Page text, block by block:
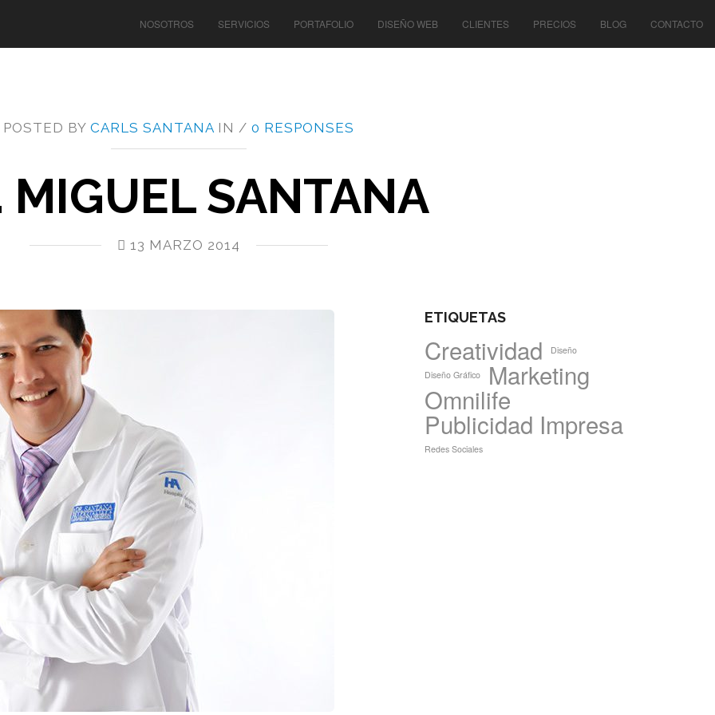
NOSOTROS SERVICIOS PORTAFOLIO DISEÑO WEB CLIENTES PRECIOS BLOG CONTACTO
POSTED BY CARLS SANTANA IN / 0 RESPONSES
MIGUEL SANTANA
13 MARZO 2014
ETIQUETAS
Creatividad Diseño
Diseño Gráfico Marketing
Omnilife
Publicidad Impresa
Redes Sociales